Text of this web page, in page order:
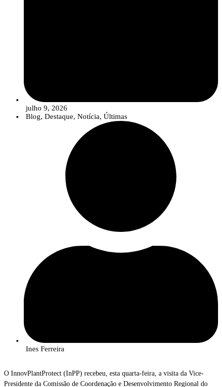
julho 9, 2026
Blog, Destaque, Notícia, Últimas
Ines Ferreira
O InnovPlantProtect (InPP) recebeu, esta quarta-feira, a visita da Vice-
Presidente da Comissão de Coordenação e Desenvolvimento Regional do